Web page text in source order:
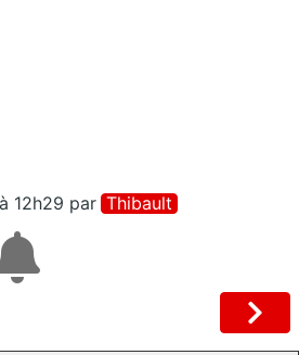
12h29 par Thibault